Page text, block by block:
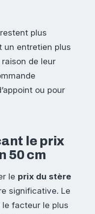
plus
un entretien plus
de leur
ou pour
le prix
50 cm
le prix du stère
significative. Le
le facteur le plus